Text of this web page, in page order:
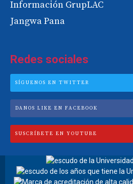
Información GrupLAC
Jangwa Pana
Redes sociales
SÍGUENOS EN TWITTER
DANOS LIKE EN FACEBOOK
SUSCRÍBETE EN YOUTUBE